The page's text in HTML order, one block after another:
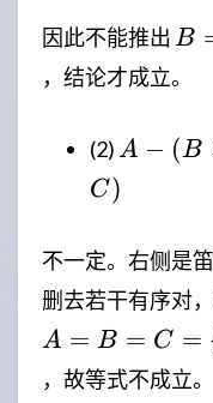
因此不能推出B
，结论才成立。
(2) A - (B
B)
\times
(A -
C)
A − (B
C)
不一定。右侧是
删去若干有序对
A = B = C =
，故等式不成立。